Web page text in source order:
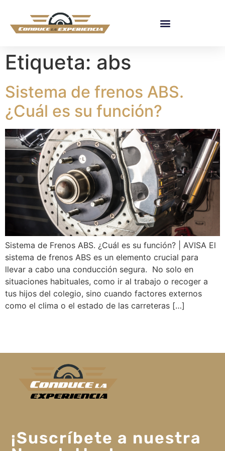
Etiqueta: abs
Sistema de frenos ABS.
¿Cuál es su función?
Sistema de Frenos ABS. ¿Cuál es su función? | AVISA El
sistema de frenos ABS es un elemento crucial para
llevar a cabo una conducción segura. No solo en
situaciones habituales, como ir al trabajo o recoger a
tus hijos del colegio, sino cuando factores externos
como el clima o el estado de las carreteras […]
¡Suscríbete a nuestra